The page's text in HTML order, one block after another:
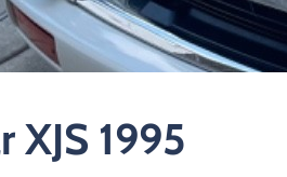
XJS 1995